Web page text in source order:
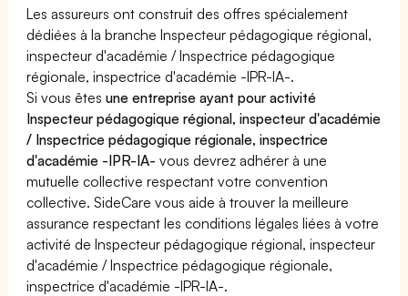
Les assureurs ont construit des offres spécialement
dédiées à la branche Inspecteur pédagogique régional,
inspecteur d'académie / Inspectrice pédagogique
régionale, inspectrice d'académie -IPR-IA-.
Si vous êtesune entreprise ayant pour activité
Inspecteur pédagogique régional, inspecteur d'académie
/ Inspectrice pédagogique régionale, inspectrice
d'académie -IPR-IA- vous devrez adhérer à une
mutuelle collective respectant votre convention
collective. SideCare vous aide à trouver la meilleure
assurance respectant les conditions légales liées à votre
activité de Inspecteur pédagogique régional, inspecteur
d'académie / Inspectrice pédagogique régionale,
inspectrice d'académie -IPR-IA-.